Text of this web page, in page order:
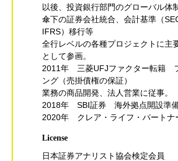
以後、投資銀行部門のグローバル体
傘下の証券会社統合、会計基準（
IFRS）移行等
全行レベルの各種プロジェクトに主
として参画。
2011年 三菱UFJファクター転籍
ング（売掛債権の保証）
業務の商品開発、法人営業に従事。
2018年 SBI証券 海外拠点開設準
2020年 クレア・ライフ・パート
License
日本証券アナリスト協会検定会員